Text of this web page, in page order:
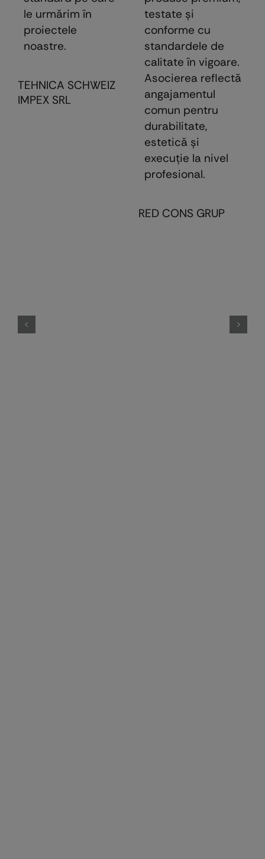
le urmărim în
proiectele
noastre.
TEHNICA SCHWEIZ
IMPEX SRL
testate şi
conforme cu
standardele de
calitate în vigoare.
Asocierea reflectă
angajamentul
comun pentru
durabilitate,
estetică şi
execuţie la nivel
profesional.
RED CONS GRUP